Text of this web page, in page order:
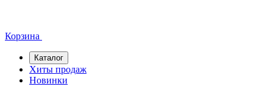
Корзина
Каталог
Хиты продаж
Новинки